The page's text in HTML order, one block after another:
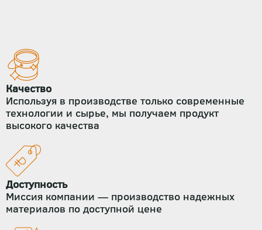
Качество
Используя в производстве только современные
технологии и сырье, мы получаем продукт
высокого качества
Доступность
Миссия компании — производство надежных
материалов по доступной цене